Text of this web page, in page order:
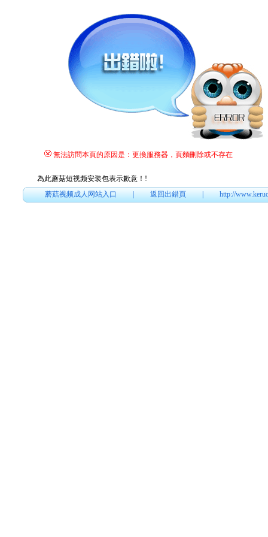
無法訪問本頁的原因是：更換服務器，頁麵刪除或不存在
為此蘑菇短视频安装包表示歉意！ !
蘑菇视频成人网站入口|返回出錯頁|http://